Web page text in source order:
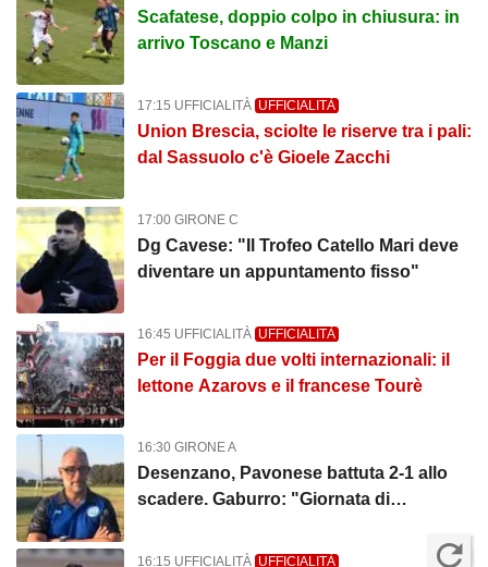
Scafatese, doppio colpo in chiusura: in
arrivo Toscano e Manzi
17:15 UFFICIALITÀ UFFICIALITÀ
Union Brescia, sciolte le riserve tra i pali:
dal Sassuolo c'è Gioele Zacchi
17:00 GIRONE C
Dg Cavese: "Il Trofeo Catello Mari deve
diventare un appuntamento fisso"
16:45 UFFICIALITÀ UFFICIALITÀ
Per il Foggia due volti internazionali: il
lettone Azarovs e il francese Tourè
16:30 GIRONE A
Desenzano, Pavonese battuta 2-1 allo
scadere. Gaburro: "Giornata di
16:15 UFFICIALITÀ UFFICIALITÀ